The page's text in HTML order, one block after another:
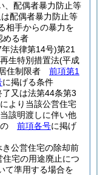
、配偶者暴力防止等
配偶者暴力防止等
相手からの暴力を
める者
法律第14号)第21
生特別措置法(平成
住制限者 前項第1
に掲げる条件
又は法第44条第3
より当該公営住宅
該明渡しに伴い他
の 前項各号に掲げ
公営住宅の除却前
宅の用途廃止につ
て準用する場合を